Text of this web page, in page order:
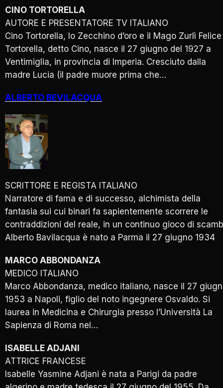
CINO TORTORELLA
AUTORE E PRESENTATORE TV ITALIANO
Cino Tortorella, lo Zecchino d’oro e il Mago Zurlì Felice
Tortorella, detto Cino, nasce il 27 giugno del 1927 a
Ventimiglia, in provincia di Imperia. Cresciuto dalla
madre Lucia (il padre muore prima che…
ALBERTO BEVILACQUA
SCRITTORE E REGISTA ITALIANO
Narratore di fama e di successo, alchimista della
fantasia sui cui binari fa sapientemente scorrere le
contraddizioni del reale, in un continuo gioco di
Alberto Bavilacqua è nato a Parma il 27 giugno 1934
MARCO ABBONDANZA
MEDICO ITALIANO
Marco Abbondanza, medico italiano, nasce il 27
1953 a Napoli, figlio del noto ingegnere Osvaldo. Si
laurea in Medicina e Chirurgia presso l’Università La
Sapienza di Roma nel…
ISABELLE ADJANI
ATTRICE FRANCESE
Isabelle Yasmine Adjani è nata a Parigi da padre